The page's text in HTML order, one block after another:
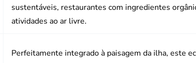
sustentáveis, restaurantes com ingredientes
atividades ao ar livre.
Perfeitamente integrado à paisagem da ilha, este